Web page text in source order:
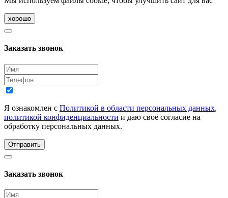
хорошо
Заказать звонок
Я ознакомлен с Политикой в области персональных данных,
политикой конфиденциальности и даю свое согласие на
обработку персональных данных.
Отправить
Заказать звонок